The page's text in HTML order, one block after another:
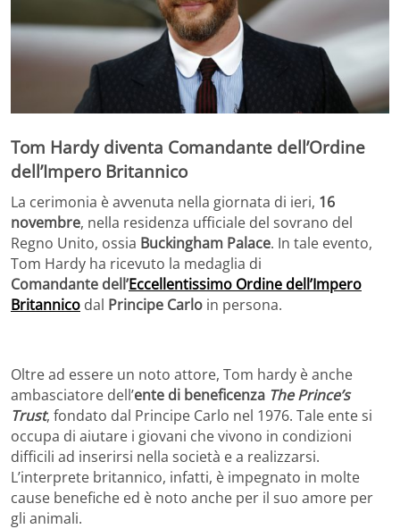
Tom Hardy diventa Comandante dell’Ordine
dell’Impero Britannico
La cerimonia è avvenuta nella giornata di ieri, 16
novembre, nella residenza ufficiale del sovrano del
Regno Unito, ossia Buckingham Palace. In tale evento,
Tom Hardy ha ricevuto la medaglia di
Comandante dell’Eccellentissimo Ordine dell’Impero
Britannico dal Principe Carlo in persona.
Oltre ad essere un noto attore, Tom hardy è anche
ambasciatore dell’ente di beneficenza The Prince’s
Trust, fondato dal Principe Carlo nel 1976. Tale ente si
occupa di aiutare i giovani che vivono in condizioni
difficili ad inserirsi nella società e a realizzarsi.
L’interprete britannico, infatti, è impegnato in molte
cause benefiche ed è noto anche per il suo amore per
gli animali.